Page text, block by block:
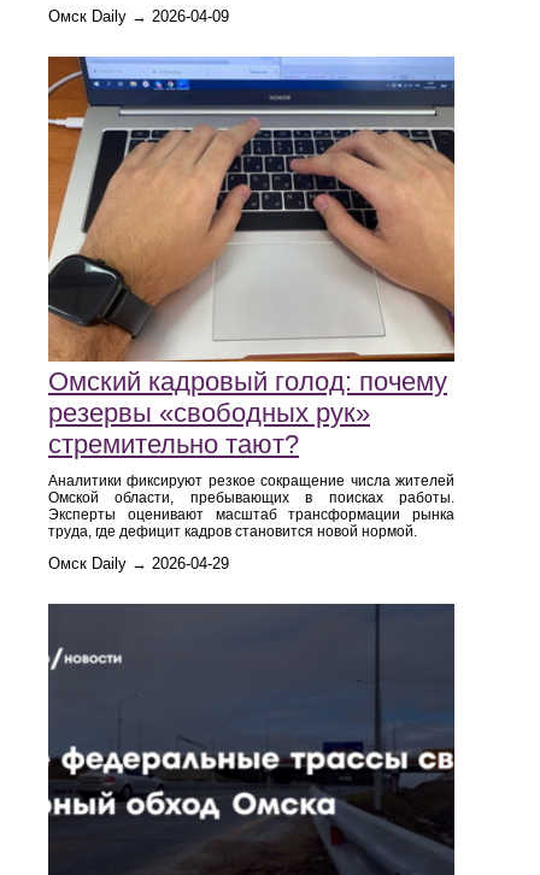
Омск Daily → 2026-04-09
Омский кадровый голод: почему
резервы «свободных рук»
стремительно тают?
Аналитики фиксируют резкое сокращение числа жителей
Омской области, пребывающих в поисках работы.
Эксперты оценивают масштаб трансформации рынка
труда, где дефицит кадров становится новой нормой.
Омск Daily → 2026-04-29